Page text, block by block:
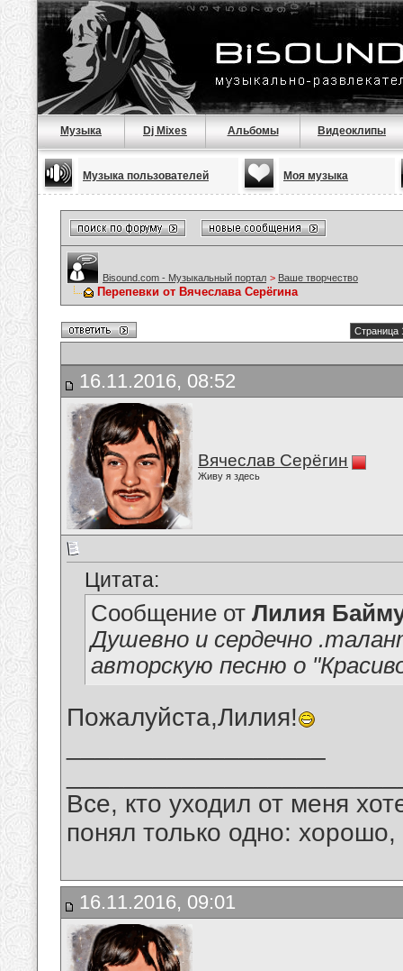
Музыка Dj Mixes Альбомы Видеоклипы
Музыка пользователей Моя музыка
Bisound.com - Музыкальный портал > Ваше творчество
Перепевки от Вячеслава Серёгина
Страница
16.11.2016, 08:52
Вячеслав Серёгин
Живу я здесь
Цитата:
Сообщение от Лилия
Душевно и сердечно
авторскую песню о
Пожалуйста,Лилия!
Все, кто уходил от меня
понял только одно:
16.11.2016, 09:01